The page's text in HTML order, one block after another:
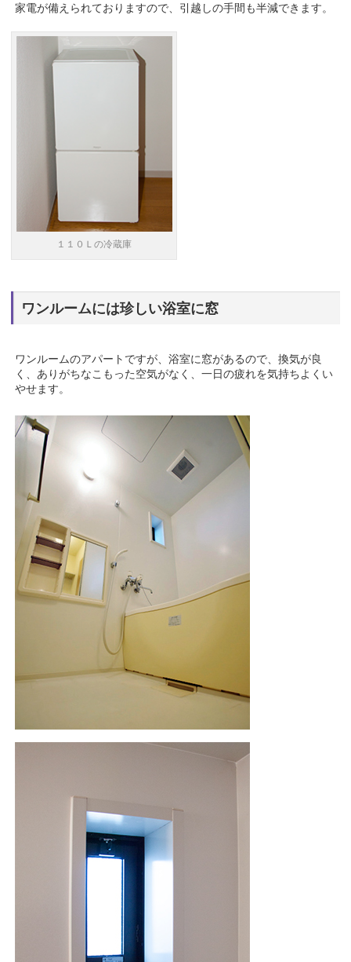
家電が備えられておりますので、引越しの手間も半減できます。
１１０Ｌの冷蔵庫
ワンルームには珍しい浴室に窓
ワンルームのアパートですが、浴室に窓があるので、換気が良
く、ありがちなこもった空気がなく、一日の疲れを気持ちよくい
やせます。